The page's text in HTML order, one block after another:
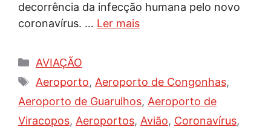
decorrência da infecção humana pelo novo
coronavírus. … Ler mais
Categorias
AVIAÇÃO
Tags
Aeroporto, Aeroporto de Congonhas,
Aeroporto de Guarulhos, Aeroporto de
Viracopos, Aeroportos, Avião, Coronavírus,